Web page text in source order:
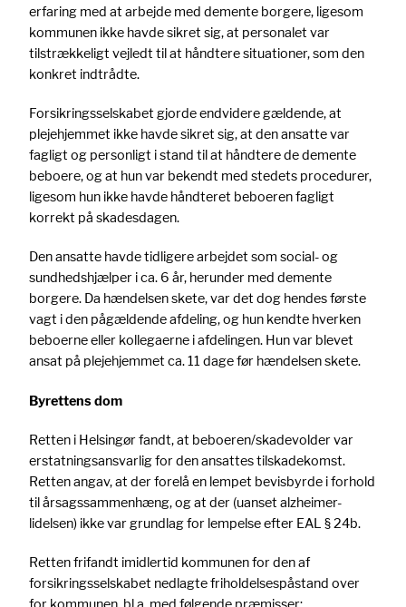
erfaring med at arbejde med demente borgere, ligesom
kommunen ikke havde sikret sig, at personalet var
tilstrækkeligt vejledt til at håndtere situationer, som den
konkret indtrådte.
Forsikringsselskabet gjorde endvidere gældende, at
plejehjemmet ikke havde sikret sig, at den ansatte var
fagligt og personligt i stand til at håndtere de demente
beboere, og at hun var bekendt med stedets procedurer,
ligesom hun ikke havde håndteret beboeren fagligt
korrekt på skadesdagen.
Den ansatte havde tidligere arbejdet som social- og
sundhedshjælper i ca. 6 år, herunder med demente
borgere. Da hændelsen skete, var det dog hendes første
vagt i den pågældende afdeling, og hun kendte hverken
beboerne eller kollegaerne i afdelingen. Hun var blevet
ansat på plejehjemmet ca. 11 dage før hændelsen skete.
Byrettens dom
Retten i Helsingør fandt, at beboeren/skadevolder var
erstatningsansvarlig for den ansattes tilskadekomst.
Retten angav, at der forelå en lempet bevisbyrde i forhold
til årsagssammenhæng, og at der (uanset alzheimer-
lidelsen) ikke var grundlag for lempelse efter EAL § 24b.
Retten frifandt imidlertid kommunen for den af
forsikringsselskabet nedlagte friholdelsespåstand over
for kommunen, bl.a. med følgende præmisser: